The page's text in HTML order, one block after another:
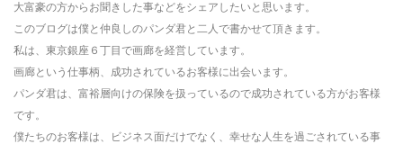
大富豪の方からお聞きした事などをシェアしたいと思います。
このブログは僕と仲良しのパンダ君と二人で書かせて頂きます。
私は、東京銀座６丁目で画廊を経営しています。
画廊という仕事柄、成功されているお客様に出会います。
パンダ君は、富裕層向けの保険を扱っているので成功されている方がお客様
です。
僕たちのお客様は、ビジネス面だけでなく、幸せな人生を過ごされている事